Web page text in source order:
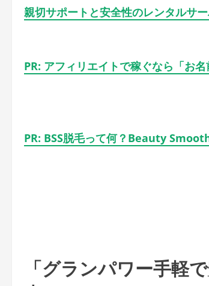
親切サポートと安全性のレンタルサー
PR: アフィリエイトで稼ぐなら「お名
PR: BSS脱毛って何？Beauty
「グランパワー手